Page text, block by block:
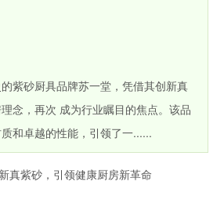
紫砂厨具品牌苏一堂，凭借其创新真
念，再次 成为行业瞩目的焦点。该品
和卓越的性能，引领了一......
真紫砂，引领健康厨房新革命